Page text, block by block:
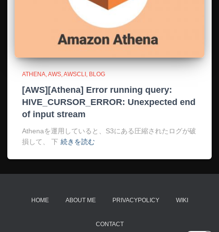
ATHENA AWS AWSCLI BLOG
[AWS][Athena] Error running query:
HIVE_CURSOR_ERROR: Unexpected end
of input stream
Athenaを運用していると、S3にある圧縮されたログが破
損して、 下 続きを読む
HOME ABOUT ME PRIVACYPOLICY WIKI
CONTACT